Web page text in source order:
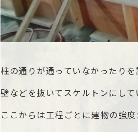
柱の通りが通っていなかったりを
壁などを抜いてスケルトンにし
ここからは工程ごとに建物の強度